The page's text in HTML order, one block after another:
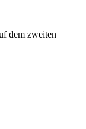
dem zweiten